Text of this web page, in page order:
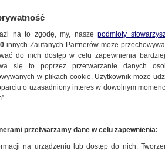
POLSKA
odcinają się
PZPN. "Ta firma
nam znana"
na to zgodę, my, naszepodmioty
innych Zaufanych Partnerów może
do nich dostęp w celu zapewnienia
się to poprzez przetwarzanie danych
w plikach cookie. Użytkownik może
o uzasadniony interes w dowolnym
przetwarzamy dane w celu zapewnienia:
na urządzeniu lub dostęp do nich.